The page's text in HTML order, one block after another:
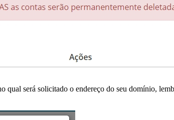
qual será solicitado o endereço do seu domínio,